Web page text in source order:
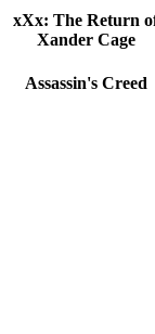
xXx: The Return
Xander Cage
Assassin's Creed